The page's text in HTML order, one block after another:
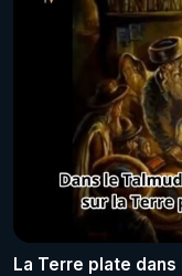
La Terre plate dans